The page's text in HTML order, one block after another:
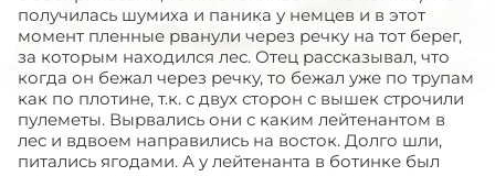
получилась шумиха и паника у немцев и в этот
момент пленные рванули через речку на тот берег,
за которым находился лес. Отец рассказывал, что
когда он бежал через речку, то бежал уже по трупам
как по плотине, т.к. с двух сторон с вышек строчили
пулеметы. Вырвались они с каким лейтенантом в
лес и вдвоем направились на восток. Долго шли,
питались ягодами. А у лейтенанта в ботинке был